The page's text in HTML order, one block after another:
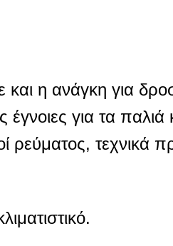
και η ανάγκη για
για τα παλιά
ρεύματος, τεχνικά